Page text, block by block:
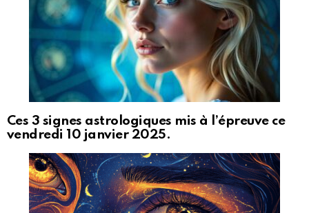
Ces 3 signes astrologiques mis à l’épreuve ce
vendredi 10 janvier 2025.